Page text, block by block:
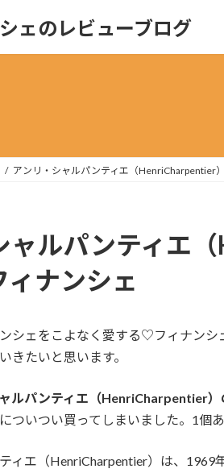
ェのレビューブログ
アンリ・シャルパンティエ（HenriCharpentier
ャルパンティエ
ィナンシェ
シェをこよなく愛する♡フィナン
きたいと思います。
ャルパンティエ（HenriCharpentier）
ついつい買ってしまいました。1個
ィエ（HenriCharpentier）は、